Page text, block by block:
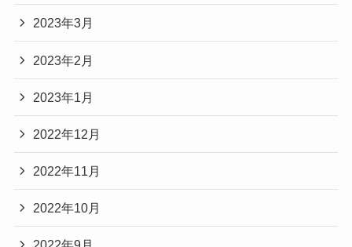
2023年3月
2023年2月
2023年1月
2022年12月
2022年11月
2022年10月